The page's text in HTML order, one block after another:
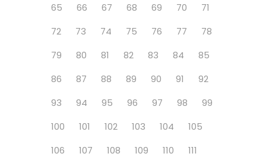
65
66 67 68 69 70
71
72
73 74 75 76 77
78
79
80 81 82 83 84
85
86
87 88 89 90 91
92
93
94 95 96 97 98
99
100
101 102 103 104
105
106
107 108 109 110
111